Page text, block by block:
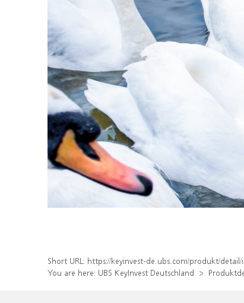
Short URL: https://keyinvest-de.ubs.com/produkt/
You are here: UBS KeyInvest Deutschland